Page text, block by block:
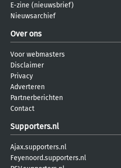
E-zine (nieuwsbrief)
Nieuwsarchief
Over ons
Voor webmasters
Disclaimer
Privacy
Adverteren
Partnerberichten
Contact
Supporters.nl
Ajax.supporters.nl
Feyenoord.supporters.nl